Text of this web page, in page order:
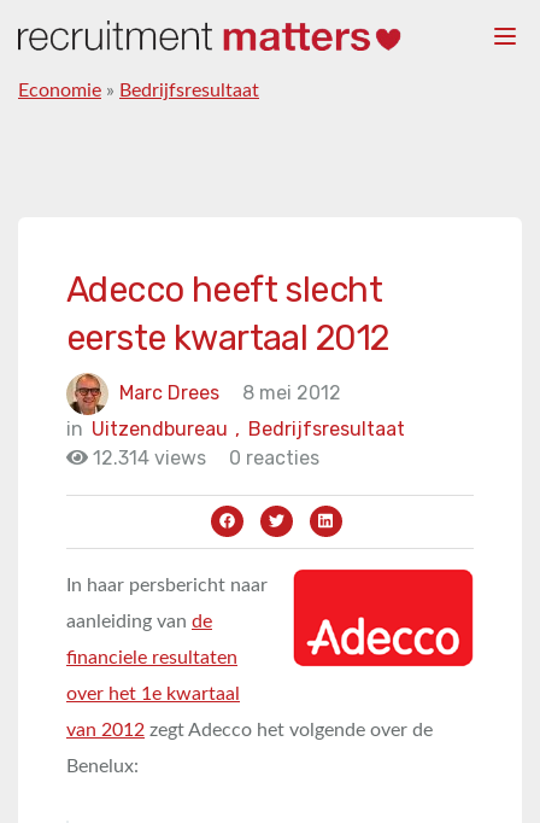
Economie » Bedrijfsresultaat
Adecco heeft slecht
eerste kwartaal 2012
Marc Drees
8 mei 2012
in
Bedrijfsresultaat
Uitzendbureau ,
12.314 views
0 reacties
In haar persbericht naar
aanleiding van de
financiele resultaten
over het 1e kwartaal
van 2012 zegt Adecco het volgende over de
Benelux: